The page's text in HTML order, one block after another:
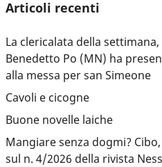
Articoli recenti
La clericalata della
Benedetto Po (MN) ha
alla messa per san Simeone
Cavoli e cicogne
Buone novelle laiche
Mangiare senza dogmi?
sul n. 4/2026 della rivista